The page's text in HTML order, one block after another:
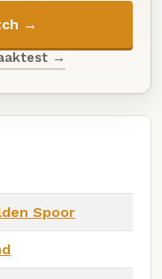
→
→
Spoor